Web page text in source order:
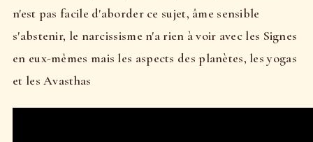
n'est pas facile d'aborder ce sujet, âme sensible
s'abstenir, le narcissisme n'a rien à voir avec les Signes
en eux-mêmes mais les aspects des planètes, les yogas
et les Avasthas